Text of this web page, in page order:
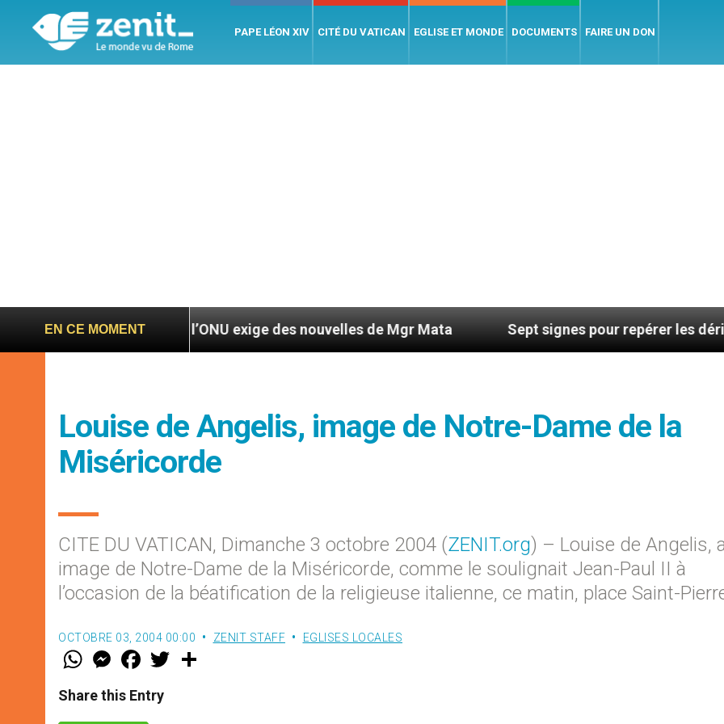
PAPE LÉON XIV CITÉ DU VATICAN EGLISE ET MONDE DOCUMENTS FAIRE UN DON
EN CE MOMENT
Nicaragua : l’ONU exige des nouvelles de Mgr Mata Sept signes pour repérer les dérives
Louise de Angelis, image de Notre-Dame de la
Miséricorde
CITE DU VATICAN, Dimanche 3 octobre 2004 (ZENIT.org) – Louise de Angelis,
image de Notre-Dame de la Miséricorde, comme le soulignait Jean-Paul II à
l’occasion de la béatification de la religieuse italienne, ce matin, place Saint-
OCTOBRE 03, 2004 00:00 ZENIT STAFF EGLISES LOCALES
W
t
s
M
e
s
e
F
a
e
b
w
Share this Entry